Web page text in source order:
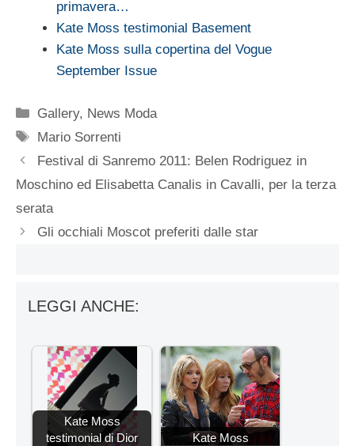
primavera…
Kate Moss testimonial Basement
Kate Moss sulla copertina del Vogue
September Issue
Categorie
Gallery, News Moda
Tag
Mario Sorrenti
Festival di Sanremo 2011: Belen Rodriguez in
Moschino ed Elisabetta Canalis in Cavalli, per la terza
serata
Gli occhiali Moscot preferiti dalle star
LEGGI ANCHE:
Kate Moss
testimonial di Dior
Kate Moss